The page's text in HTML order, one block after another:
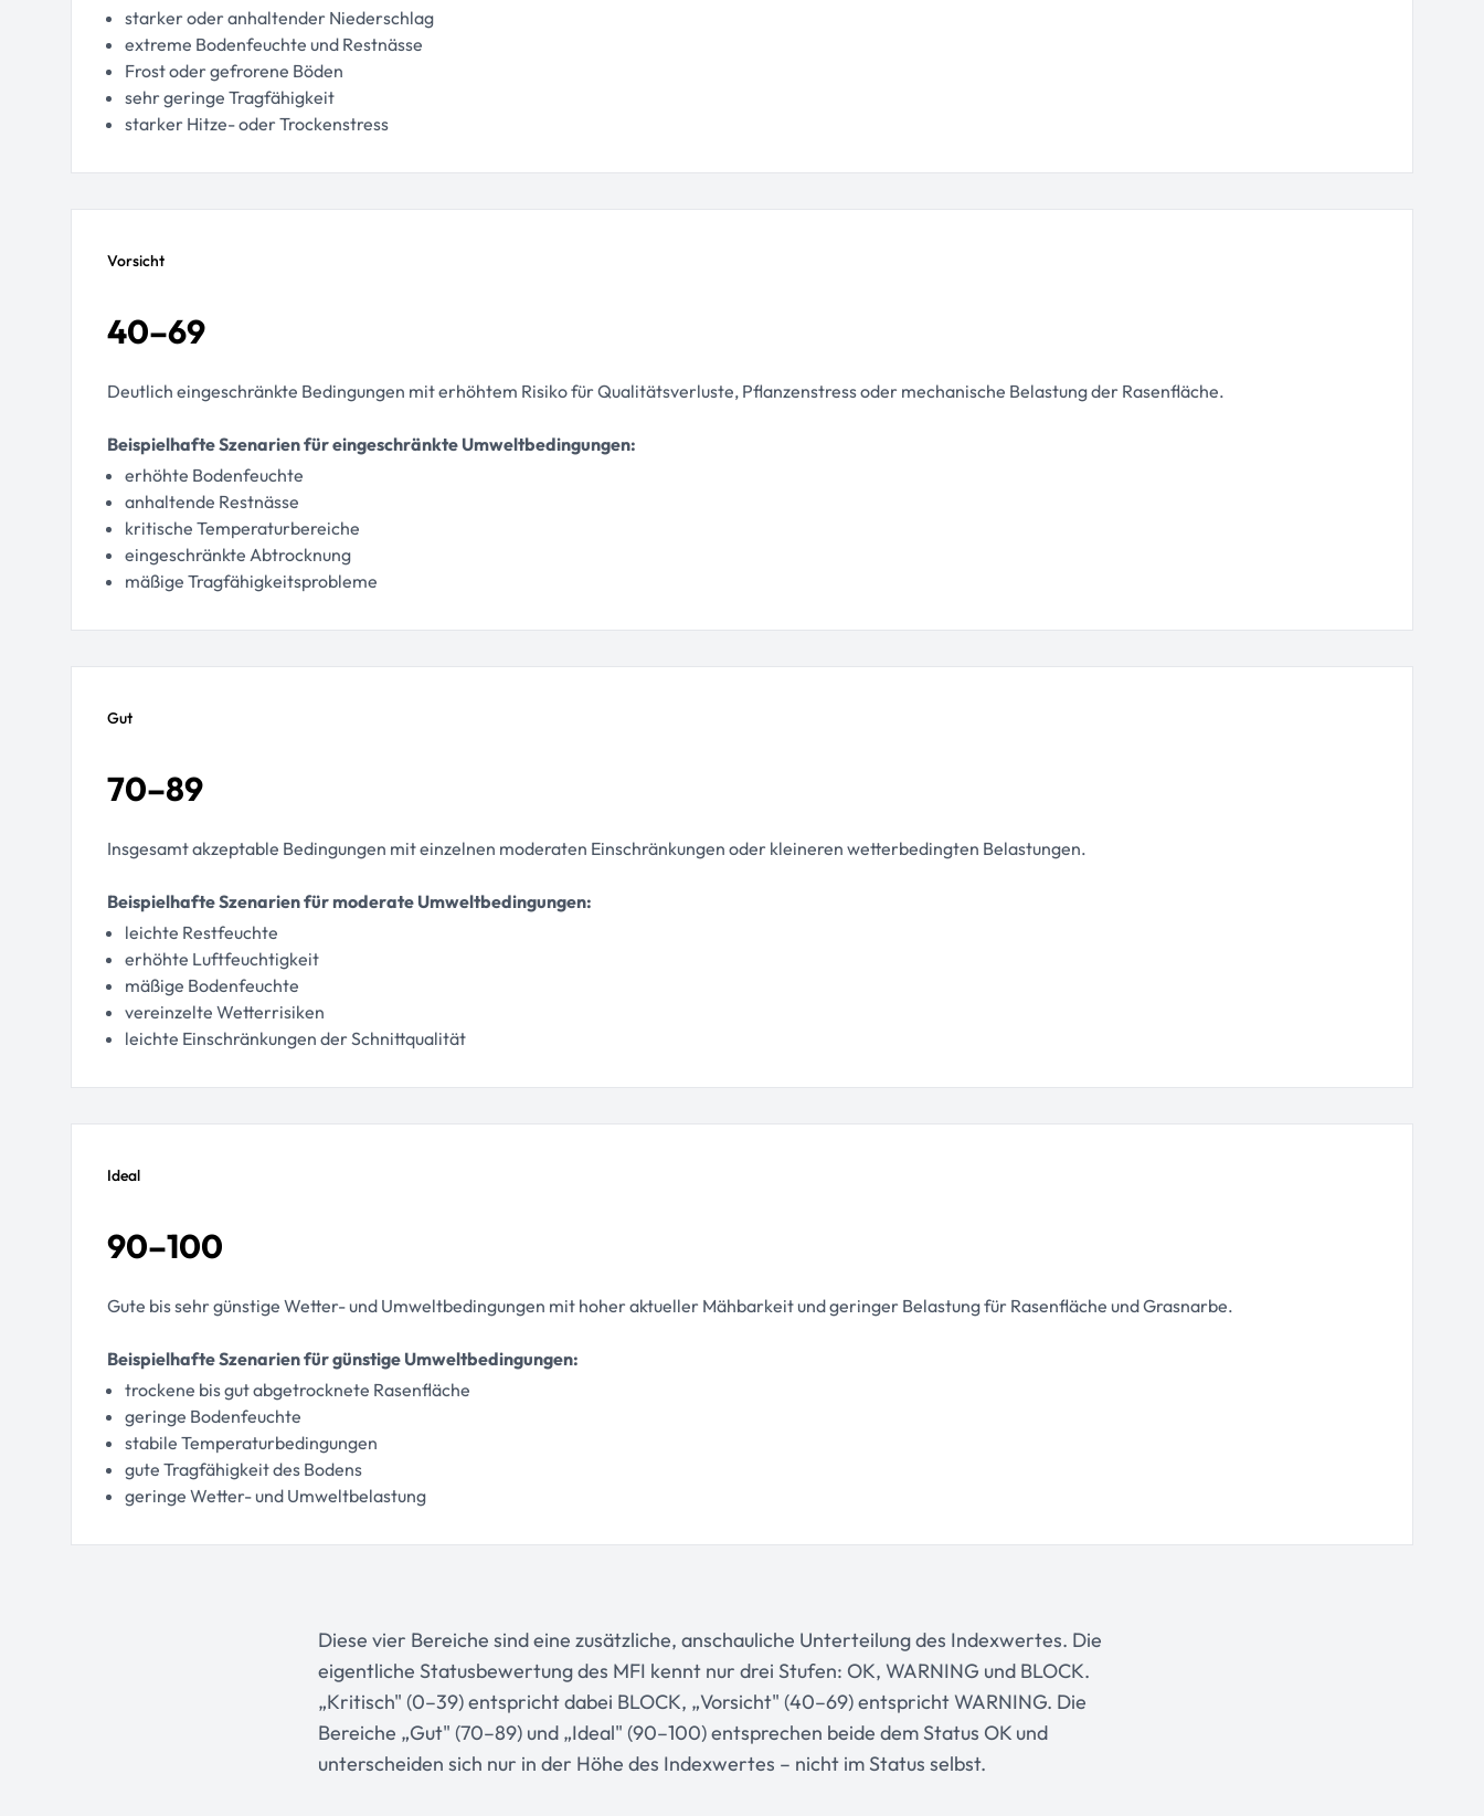
starker oder anhaltender Niederschlag
extreme Bodenfeuchte und Restnässe
Frost oder gefrorene Böden
sehr geringe Tragfähigkeit
starker Hitze- oder Trockenstress
Vorsicht
40–69
Deutlich eingeschränkte Bedingungen mit erhöhtem Risiko für Qualitätsverluste, Pflanzenstress oder mechanische Belastung der Rasenfläche.
Beispielhafte Szenarien für eingeschränkte Umweltbedingungen:
erhöhte Bodenfeuchte
anhaltende Restnässe
kritische Temperaturbereiche
eingeschränkte Abtrocknung
mäßige Tragfähigkeitsprobleme
Gut
70–89
Insgesamt akzeptable Bedingungen mit einzelnen moderaten Einschränkungen oder kleineren wetterbedingten Belastungen.
Beispielhafte Szenarien für moderate Umweltbedingungen:
leichte Restfeuchte
erhöhte Luftfeuchtigkeit
mäßige Bodenfeuchte
vereinzelte Wetterrisiken
leichte Einschränkungen der Schnittqualität
Ideal
90–100
Gute bis sehr günstige Wetter- und Umweltbedingungen mit hoher aktueller Mähbarkeit und geringer Belastung für Rasenfläche und Grasnarbe.
Beispielhafte Szenarien für günstige Umweltbedingungen:
trockene bis gut abgetrocknete Rasenfläche
geringe Bodenfeuchte
stabile Temperaturbedingungen
gute Tragfähigkeit des Bodens
geringe Wetter- und Umweltbelastung
Diese vier Bereiche sind eine zusätzliche, anschauliche Unterteilung des Indexwertes. Die
eigentliche Statusbewertung des MFI kennt nur drei Stufen: OK, WARNING und BLOCK.
„Kritisch" (0–39) entspricht dabei BLOCK, „Vorsicht" (40–69) entspricht WARNING. Die
Bereiche „Gut" (70–89) und „Ideal" (90–100) entsprechen beide dem Status OK und
unterscheiden sich nur in der Höhe des Indexwertes – nicht im Status selbst.